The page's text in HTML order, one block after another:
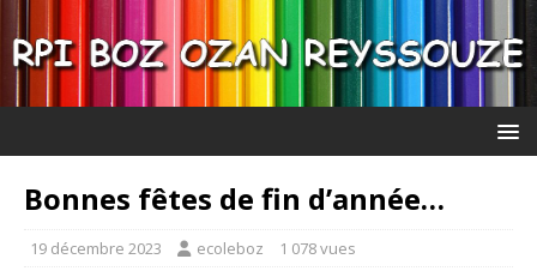
Bonnes fêtes de fin d’année…
19 décembre 2023 ecoleboz 1 078 vues